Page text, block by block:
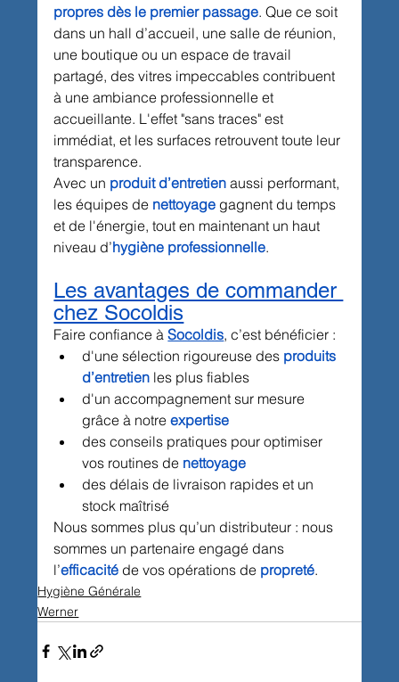
propres dès le premier passage. Que ce soit
dans un hall d’accueil, une salle de réunion,
une boutique ou un espace de travail
partagé, des vitres impeccables contribuent
à une ambiance professionnelle et
accueillante. L'effet "sans traces" est
immédiat, et les surfaces retrouvent toute leur
transparence.
Avec un produit d’entretien aussi performant,
les équipes de nettoyage gagnent du temps
et de l'énergie, tout en maintenant un haut
niveau d’hygiène professionnelle.
Les avantages de commander
chez Socoldis
Faire confiance à Socoldis, c’est bénéficier :
d'une sélection rigoureuse des produits
d’entretien les plus fiables
d'un accompagnement sur mesure
grâce à notre expertise
des conseils pratiques pour optimiser
vos routines de nettoyage
des délais de livraison rapides et un
stock maîtrisé
Nous sommes plus qu’un distributeur : nous
sommes un partenaire engagé dans
l’efficacité de vos opérations de propreté.
Hygiène Générale
Werner